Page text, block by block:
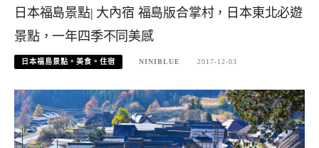
日本福島景點| 大內宿 福島版合掌村，日本東北必遊
景點，一年四季不同美感
日本福島景點。美食。住宿 NINIBLUE 2017-12-03